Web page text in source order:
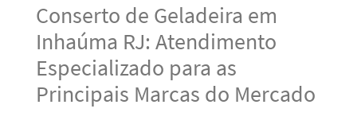
Conserto de Geladeira em
Inhaúma RJ: Atendimento
Especializado para as
Principais Marcas do Mercado